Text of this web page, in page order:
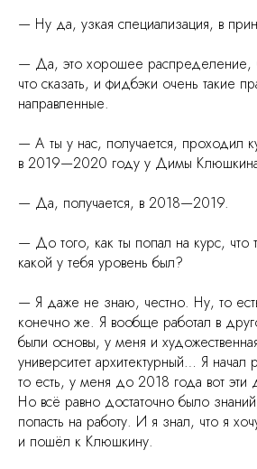
— Ну да, узкая специализация, в
— Да, это хорошее распределение,
что сказать, и фидбэки очень такие
направленные.
— А ты у нас, получается, проходил
в 2019—2020 году у Димы
— Да, получается, в 2018—2019.
— До того, как ты попал на курс,
какой у тебя уровень был?
— Я даже не знаю, честно. Ну, то
конечно же. Я вообще работал в
были основы, у меня и
университет архитектурный… Я начал
то есть, у меня до 2018 года вот эти
Но всё равно достаточно было
попасть на работу. И я знал, что я
и пошёл к Клюшкину.